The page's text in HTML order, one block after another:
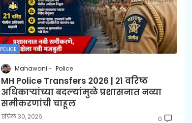
POLICE
Mahawani Police
MH Police Transfers 2026 | २१ वरिष्ठ
अधिकाऱ्यांच्या बदल्यांमुळे प्रशासनात नव्या
समीकरणांची चाहूल
एप्रिल ३०, २०२६ 0